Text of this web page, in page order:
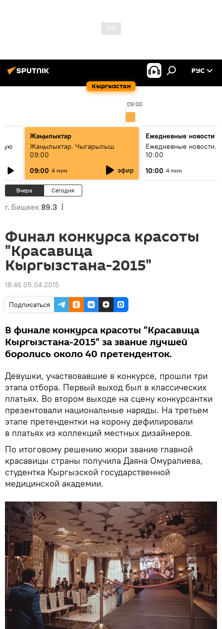
Кыргызстан
РУС
09:00
Жаңылыктар
Жаңылыктар. Чыгарылыш
09:00
09:00 4 мин эфир
Ежедневные новости
Ежедневные новости.
10:00
10:00 4 мин
Вчера Сегодня
г. Бишкек 89.3
Финал конкурса красоты
"Красавица
Кыргызстана-2015"
18:46 05.04.2015
Подписаться
В финале конкурса красоты "Красавица
Кыргызстана-2015" за звание лучшей
боролись около 40 претенденток.
Девушки, участвовавшие в конкурсе, прошли три
этапа отбора. Первый выход был в классических
платьях. Во втором выходе на сцену конкурсантки
презентовали национальные наряды. На третьем
этапе претендентки на корону дефилировали
в платьях из коллекций местных дизайнеров.
По итоговому решению жюри звание главной
красавицы страны получила Даяна Омуралиева,
студентка Кыргызской государственной
медицинской академии.